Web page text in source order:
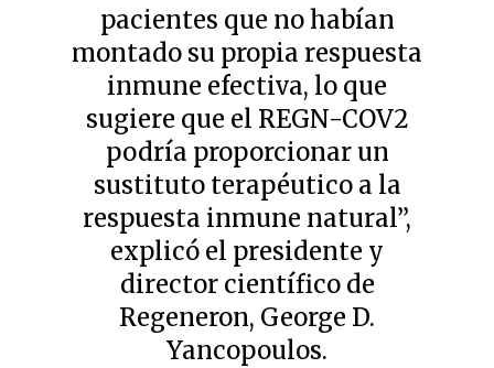
pacientes que no habían
montado su propia respuesta
inmune efectiva, lo que
sugiere que el REGN-COV2
podría proporcionar un
sustituto terapéutico a la
respuesta inmune natural”,
explicó el presidente y
director científico de
Regeneron, George D.
Yancopoulos.